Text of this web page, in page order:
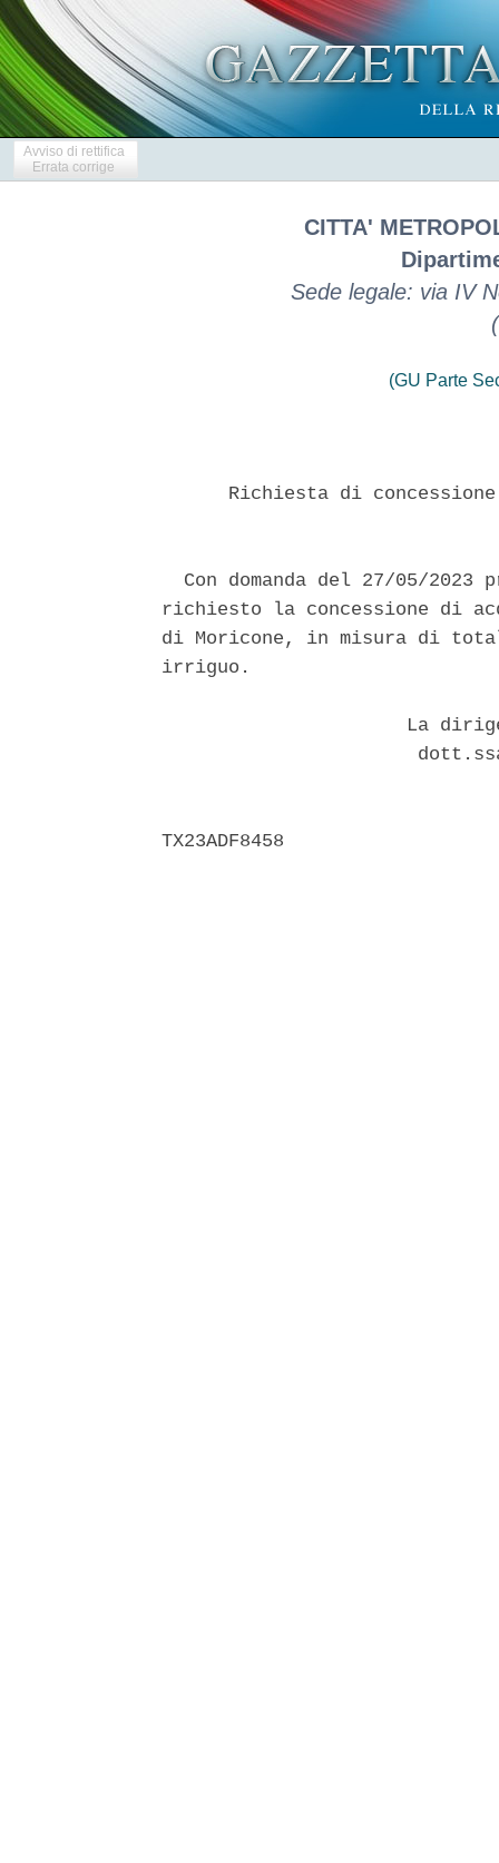
Avviso di rettifica
Errata corrige
CITTA'
Sede legale: via IV
(GU Parte
Richiesta di
Con domanda del 27/05/2023
richiesto la concessione di
di Moricone, in misura di
irriguo.
La